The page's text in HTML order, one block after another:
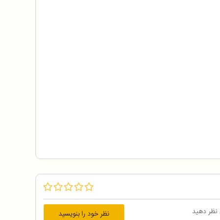
دهید
نظر خود را بنویسید